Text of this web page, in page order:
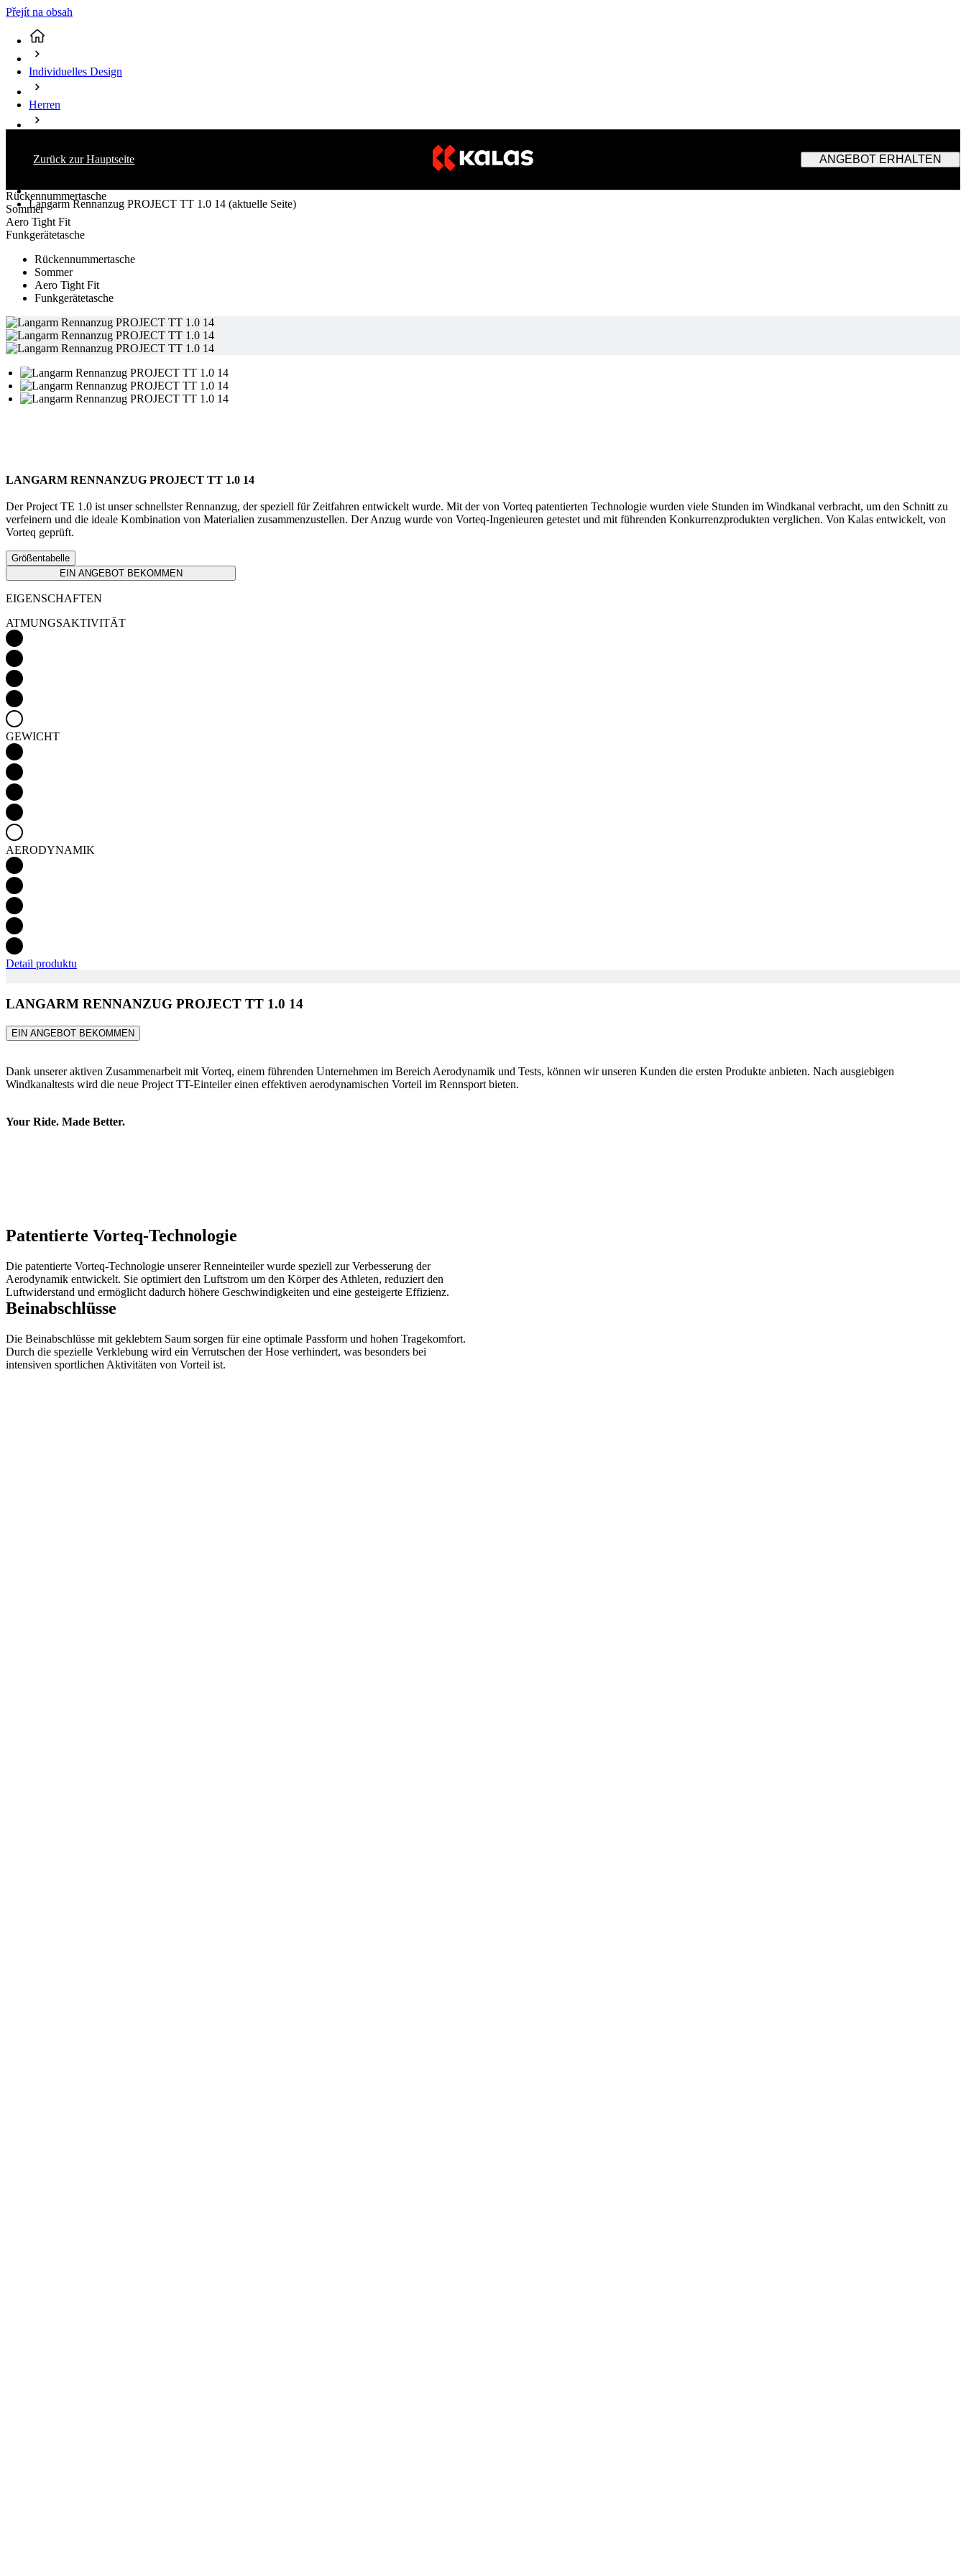
Přejít na obsah
Zurück zur Hauptseite ANGEBOT ERHALTEN
Individuelles Design
Herren
Langarm Rennanzug PROJECT TT 1.0 14 (aktuelle Seite)
Rückennummertasche
Sommer
Aero Tight Fit
Funkgerätetasche
Rückennummertasche
Sommer
Aero Tight Fit
Funkgerätetasche
LANGARM RENNANZUG PROJECT TT 1.0 14
Der Project TE 1.0 ist unser schnellster Rennanzug, der speziell für Zeitfahren entwickelt wurde. Mit der von Vorteq patentierten Technologie wurden viele Stunden im Windkanal verbracht, um den Schnitt zu
verfeinern und die ideale Kombination von Materialien zusammenzustellen. Der Anzug wurde von Vorteq-Ingenieuren getestet und mit führenden Konkurrenzprodukten verglichen. Von Kalas entwickelt, von
Vorteq geprüft.
Größentabelle
EIN ANGEBOT BEKOMMEN
EIGENSCHAFTEN
ATMUNGSAKTIVITÄT
GEWICHT
AERODYNAMIK
Detail produktu
LANGARM RENNANZUG PROJECT TT 1.0 14
EIN ANGEBOT BEKOMMEN
Dank unserer aktiven Zusammenarbeit mit Vorteq, einem führenden Unternehmen im Bereich Aerodynamik und Tests, können wir unseren Kunden die ersten Produkte anbieten. Nach ausgiebigen
Windkanaltests wird die neue Project TT-Einteiler einen effektiven aerodynamischen Vorteil im Rennsport bieten.
Your Ride. Made Better.
Patentierte Vorteq-Technologie
Die patentierte Vorteq-Technologie unserer Renneinteiler wurde speziell zur Verbesserung der
Aerodynamik entwickelt. Sie optimiert den Luftstrom um den Körper des Athleten, reduziert den
Luftwiderstand und ermöglicht dadurch höhere Geschwindigkeiten und eine gesteigerte Effizienz.
Beinabschlüsse
Die Beinabschlüsse mit geklebtem Saum sorgen für eine optimale Passform und hohen Tragekomfort.
Durch die spezielle Verklebung wird ein Verrutschen der Hose verhindert, was besonders bei
intensiven sportlichen Aktivitäten von Vorteil ist.